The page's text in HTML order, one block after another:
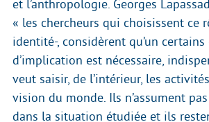
et l’anthropologie. Georges
« les chercheurs qui choisissent ce
identité-, considèrent qu’un certains
d’implication est nécessaire,
veut saisir, de l’intérieur, les
vision du monde. Ils n’assument
dans la situation étudiée et ils